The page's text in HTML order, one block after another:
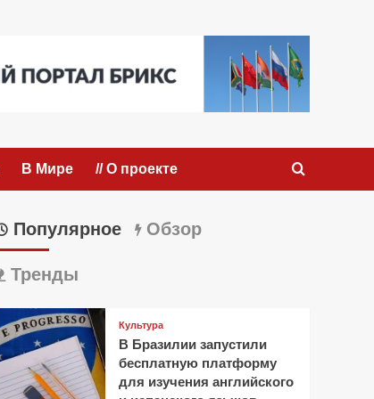
В Мире // О проекте
Популярное Обзор
Тренды
Культура
В Бразилии запустили
бесплатную платформу
для изучения английского